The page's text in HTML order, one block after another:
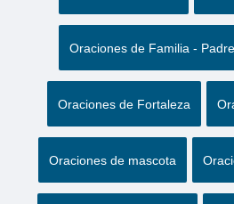
Oraciones de Familia -
Oraciones de Fortaleza
Oraciones de mascota